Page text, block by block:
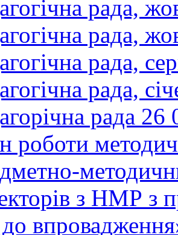
рада,
рада,
рада,
рада,
рада 26
роботи
з НМР з
до